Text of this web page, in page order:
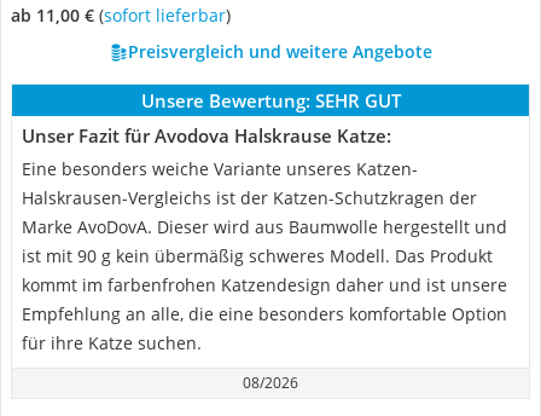
ab 11,00 € ( Sofort lieferbar)
Preisvergleich und weitere Angebote
Unsere Bewertung: SEHR GUT
Unser Fazit für Avodova Halskrause Katze:
Eine besonders weiche Variante unseres Katzen-
Halskrausen-Vergleichs ist der Katzen-Schutzkragen der
Marke AvoDovA. Dieser wird aus Baumwolle hergestellt und
ist mit 90 g kein übermäßig schweres Modell. Das Produkt
kommt im farbenfrohen Katzendesign daher und ist unsere
Empfehlung an alle, die eine besonders komfortable Option
für ihre Katze suchen.
08/2026